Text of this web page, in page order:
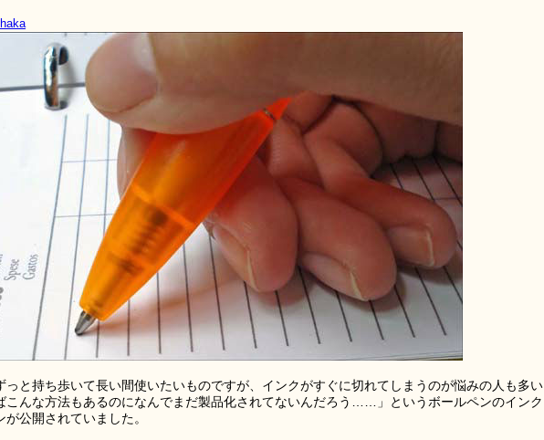
っと持ち歩いて長い間使いたいものですが、インクがすぐに切れてしまうのが悩みの人も多い
こんな方法もあるのになんでまだ製品化されてないんだろう……」というボールペンのインク
公開されていました。